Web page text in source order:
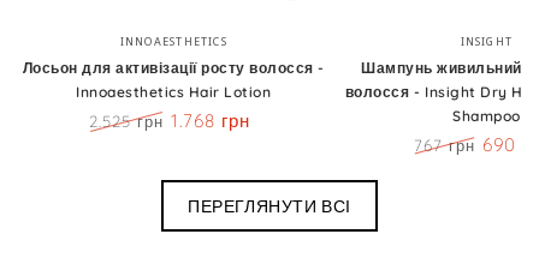
Бренд:
INNOAESTHETICS
Лосьон для активізації росту волосся -
Innoaesthetics Hair Lotion
2.525 грн 1.768 грн
INSIGHT
Шампунь живильний
волосся - Insight Dry
Shampoo
767 грн 690
ПЕРЕГЛЯНУТИ ВСІ